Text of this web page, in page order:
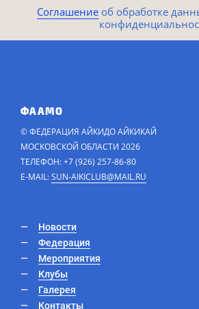
Соглашение об обработке
ФААМО
© ФЕДЕРАЦИЯ АЙКИДО АЙКИКАЙ
МОСКОВСКОЙ ОБЛАСТИ 2026
ТЕЛЕФОН: +7 (926) 257-86-80
E-MAIL:SUN-AIKICLUB@MAIL.RU
Новости
Федерация
Мероприятия
Клубы
Галерея
Контакты